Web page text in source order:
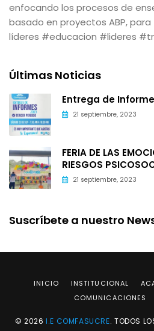
enfocando los procesos de
basado en proyectos ABP,
líderes #educacion #lideres
Últimas Noticias
Entrega de
21 septiembre, 2023
FERIA DE LAS
RIESGOS
21 septiembre, 2023
Suscríbete a nuestro
INICIO INSTITUCIONAL
COMUNICACIONES
© 2026I.E COMFASUCRE. TODOS